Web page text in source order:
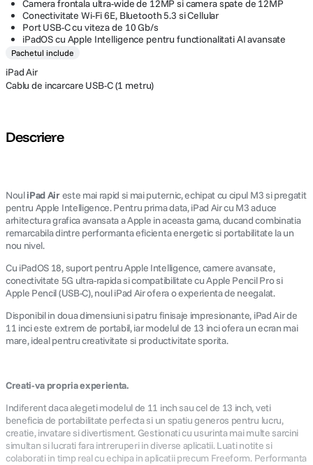
Camera frontala ultra-wide de 12MP si camera spate de 12MP
Conectivitate Wi-Fi 6E, Bluetooth 5.3 si Cellular
Port USB-C cu viteza de 10 Gb/s
iPadOS cu Apple Intelligence pentru functionalitati AI avansate
Pachetul include
iPad Air
Cablu de incarcare USB-C (1 metru)
Descriere
NouliPad Aireste mai rapid si mai puternic, echipat cu cipul M3 si pregatit
pentru Apple Intelligence. Pentru prima data, iPad Air cu M3 aduce
arhitectura grafica avansata a Apple in aceasta gama, ducand combinatia
remarcabila dintre performanta eficienta energetic si portabilitate la un
nou nivel.
Cu iPadOS 18, suport pentru Apple Intelligence, camere avansate,
conectivitate 5G ultra-rapida si compatibilitate cu Apple Pencil Pro si
Apple Pencil (USB-C), noul iPad Air ofera o experienta de neegalat.
Disponibil in doua dimensiuni si patru finisaje impresionante, iPad Air de
11 inci este extrem de portabil, iar modelul de 13 inci ofera un ecran mai
mare, ideal pentru creativitate si productivitate sporita.
Creati-va propria experienta.
Indiferent daca alegeti modelul de 11 inch sau cel de 13 inch, veti
beneficia de portabilitate perfecta si un spatiu generos pentru lucru,
creatie, invatare si divertisment. Gestionati cu usurinta mai multe sarcini
simultan si lucrati fara intreruperi in diverse aplicatii. Luati notite si
colaborati in timp real cu echipa in aplicatii precum Freeform. Performanta